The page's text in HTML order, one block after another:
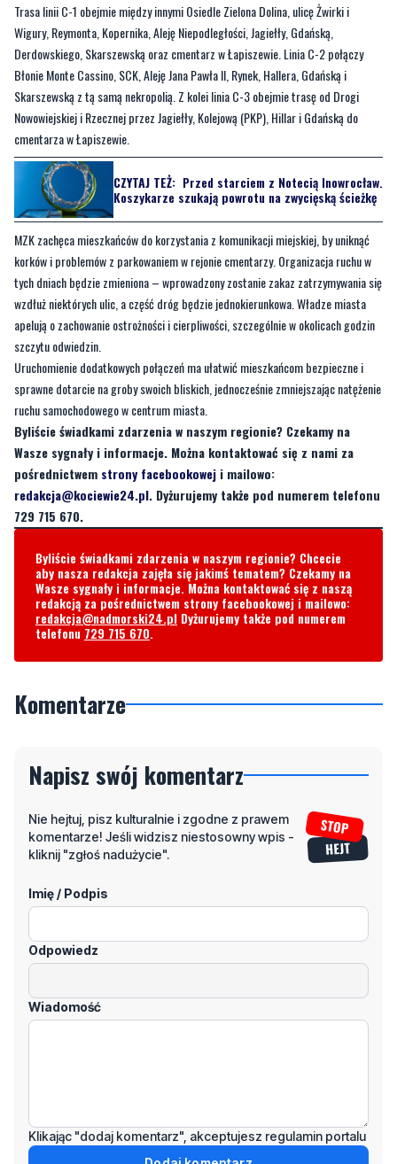
Błonie Monte Cassino, SCK, Aleję Jana Pawła II, Rynek, Hallera, Gdańską i
Skarszewską z tą samą nekropolią. Z kolei linia C-3 obejmie trasę od Drogi
Nowowiejskiej i Rzecznej przez Jagiełły, Kolejową (PKP), Hillar i Gdańską do
cmentarza w Łapiszewie.
CZYTAJ TEŻ:Przed starciem z Notecią Inowrocław.
Koszykarze szukają powrotu na zwycięską ścieżkę
MZK zachęca mieszkańców do korzystania z komunikacji miejskiej, by uniknąć
korków i problemów z parkowaniem w rejonie cmentarzy. Organizacja ruchu w
tych dniach będzie zmieniona – wprowadzony zostanie zakaz zatrzymywania się
wzdłuż niektórych ulic, a część dróg będzie jednokierunkowa. Władze miasta
apelują o zachowanie ostrożności i cierpliwości, szczególnie w okolicach godzin
szczytu odwiedzin.
Uruchomienie dodatkowych połączeń ma ułatwić mieszkańcom bezpieczne i
sprawne dotarcie na groby swoich bliskich, jednocześnie zmniejszając natężenie
ruchu samochodowego w centrum miasta.
Byliście świadkami zdarzenia w naszym regionie? Czekamy na
Wasze sygnały i informacje. Można kontaktować się z nami za
pośrednictwemstrony facebookowej
redakcja@kociewie24.pl. Dyżurujemy także pod numerem telefonu
729 715 670.
Byliście świadkami zdarzenia w naszym regionie? Chcecie
aby nasza redakcja zajęła się jakimś tematem? Czekamy na
Wasze sygnały i informacje. Można kontaktować się z naszą
redakcja@nadmorski24.plDyżurujemy także pod numerem
telefonu729 715 670.
Komentarze
Napisz swój komentarz
komentarze! Jeśli widzisz niestosowny wpis -
kliknij "zgłoś nadużycie".
Imię / Podpis
Odpowiedz
Wiadomość